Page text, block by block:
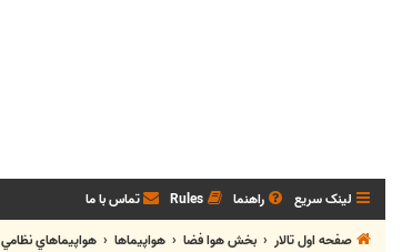
لینک سریع راهنما Rules تماس با ما
صفحه اول تالار
بخش هوا فضا هواپيماها هواپيماهاي نظامي